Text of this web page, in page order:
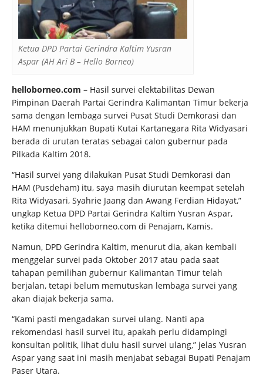
Ketua DPD Partai Gerindra Kaltim Yusran
Aspar (AH Ari B – Hello Borneo)
helloborneo.com – Hasil survei elektabilitas Dewan
Pimpinan Daerah Partai Gerindra Kalimantan Timur bekerja
sama dengan lembaga survei Pusat Studi Demkorasi dan
HAM menunjukkan Bupati Kutai Kartanegara Rita Widyasari
berada di urutan teratas sebagai calon gubernur pada
Pilkada Kaltim 2018.
“Hasil survei yang dilakukan Pusat Studi Demkorasi dan
HAM (Pusdeham) itu, saya masih diurutan keempat setelah
Rita Widyasari, Syahrie Jaang dan Awang Ferdian Hidayat,”
ungkap Ketua DPD Partai Gerindra Kaltim Yusran Aspar,
ketika ditemui helloborneo.com di Penajam, Kamis.
Namun, DPD Gerindra Kaltim, menurut dia, akan kembali
menggelar survei pada Oktober 2017 atau pada saat
tahapan pemilihan gubernur Kalimantan Timur telah
berjalan, tetapi belum memutuskan lembaga survei yang
akan diajak bekerja sama.
“Kami pasti mengadakan survei ulang. Nanti apa
rekomendasi hasil survei itu, apakah perlu didampingi
konsultan politik, lihat dulu hasil survei ulang,” jelas Yusran
Aspar yang saat ini masih menjabat sebagai Bupati Penajam
Paser Utara.